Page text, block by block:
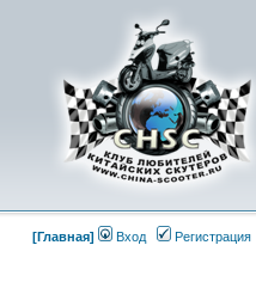
[Главная] Вход Регистрация